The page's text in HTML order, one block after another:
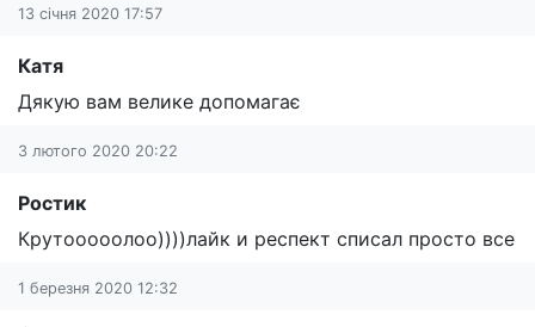
13 січня 2020 17:57
Катя
Дякую вам велике допомагає
3 лютого 2020 20:22
Ростик
Крутооооолоо))))лайк и респект списал просто все
1 березня 2020 12:32